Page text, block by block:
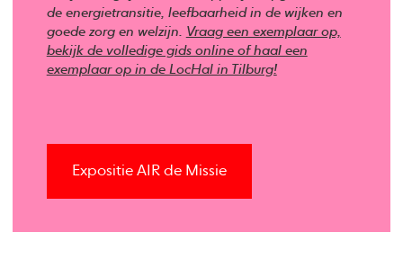
de energietransitie, leefbaarheid in de wijken en
goede zorg en welzijn. Vraag een exemplaar op,
bekijk de volledige gids online of haal een
exemplaar op in de LocHal in Tilburg!
Expositie AIR de Missie